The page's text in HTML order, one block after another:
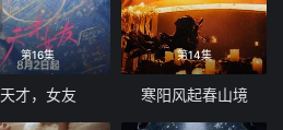
第16集
天才，女友
第14集
寒阳风起春山境